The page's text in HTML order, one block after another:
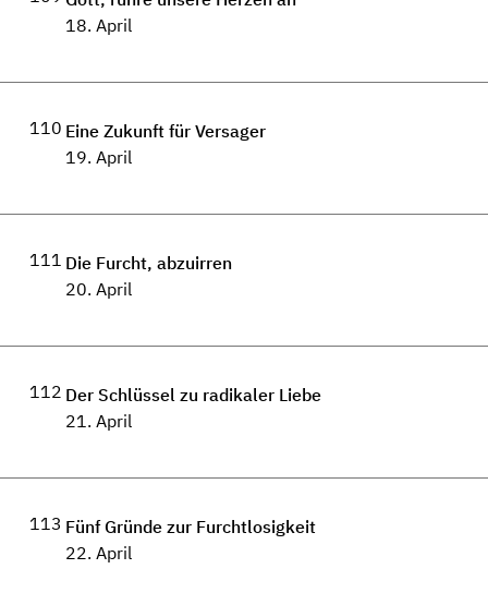
18. April
110 Eine Zukunft für Versager
19. April
111 Die Furcht, abzuirren
20. April
112 Der Schlüssel zu radikaler Liebe
21. April
113 Fünf Gründe zur Furchtlosigkeit
22. April